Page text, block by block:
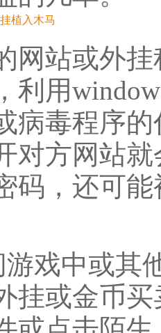
植入木马
网站或外
利用
病毒程序
对方网站
码，还可
戏中或其
挂或金币